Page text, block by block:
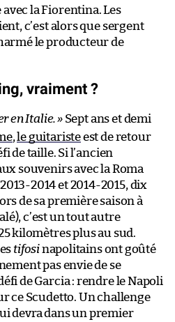
la Fiorentina. Les
c’est alors que sergent
le producteur de
vraiment ?
en Italie.»Sept ans et demi
, le guitaristeest de retour
de taille. Si l’ancien
souvenirs avec la Roma
2014 et 2014-2015, dix
de sa première saison à
c’est un tout autre
kilomètres plus au sud.
tifosinapolitains ont goûté
pas envie de se
de Garcia : rendre le Napoli
ce Scudetto. Un challenge
devra dans un premier